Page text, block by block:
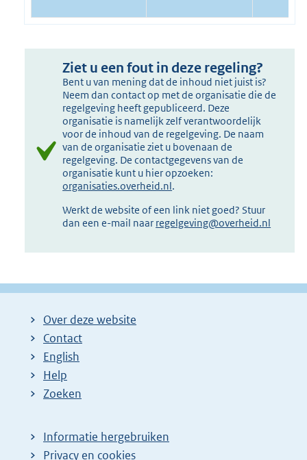
Ziet u een fout in deze regeling?
Bent u van mening dat de inhoud niet juist is?
Neem dan contact op met de organisatie die de
regelgeving heeft gepubliceerd. Deze
organisatie is namelijk zelf verantwoordelijk
voor de inhoud van de regelgeving. De naam
van de organisatie ziet u bovenaan de
regelgeving. De contactgegevens van de
organisatie kunt u hier opzoeken:
organisaties.overheid.nl.
Werkt de website of een link niet goed? Stuur
dan een e-mail naar regelgeving@overheid.nl
Over deze website
Contact
English
Help
Zoeken
Informatie hergebruiken
Privacy en cookies